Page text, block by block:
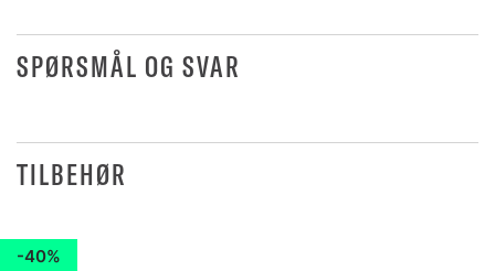
SPØRSMÅL OG SVAR
TILBEHØR
40%